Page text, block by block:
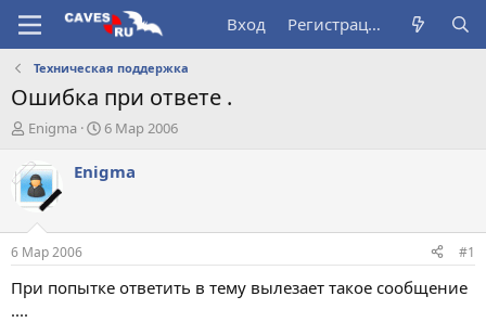
Вход Регистрация
Техническая поддержка
Ошибка при ответе .
А
т
о
р
т
е
м
ы
Enigma
Д
т
а
а
л
6 Мар 2006
Enigma
6 Мар 2006 #1
При попытке ответить в тему вылезает такое сообщение
....